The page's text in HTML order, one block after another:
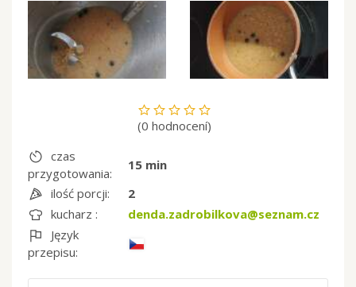
(0 hodnocení)
czas
przygotowania:
15 min
ilość porcji:
2
kucharz :
denda.zadrobilkova@seznam.cz
Język
przepisu: